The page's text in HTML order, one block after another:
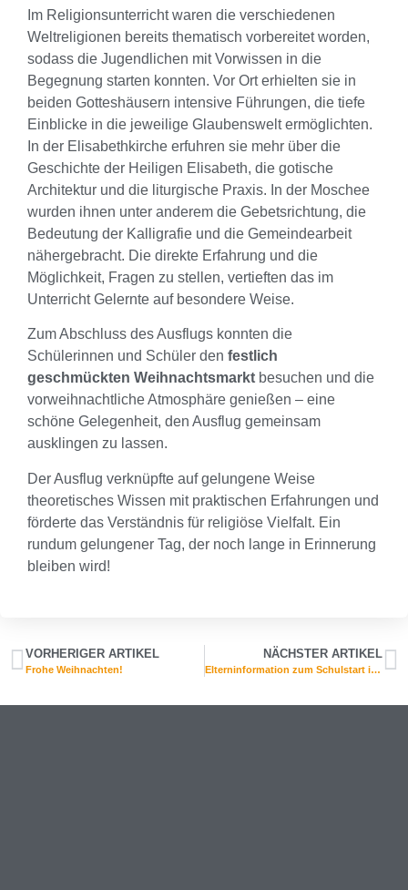
Im Religionsunterricht waren die verschiedenen
Weltreligionen bereits thematisch vorbereitet worden,
sodass die Jugendlichen mit Vorwissen in die
Begegnung starten konnten. Vor Ort erhielten sie in
beiden Gotteshäusern intensive Führungen, die tiefe
Einblicke in die jeweilige Glaubenswelt ermöglichten.
In der Elisabethkirche erfuhren sie mehr über die
Geschichte der Heiligen Elisabeth, die gotische
Architektur und die liturgische Praxis. In der Moschee
wurden ihnen unter anderem die Gebetsrichtung, die
Bedeutung der Kalligrafie und die Gemeindearbeit
nähergebracht. Die direkte Erfahrung und die
Möglichkeit, Fragen zu stellen, vertieften das im
Unterricht Gelernte auf besondere Weise.
Zum Abschluss des Ausflugs konnten die
Schülerinnen und Schüler den festlich
geschmückten Weihnachtsmarkt besuchen und die
vorweihnachtliche Atmosphäre genießen – eine
schöne Gelegenheit, den Ausflug gemeinsam
ausklingen zu lassen.
Der Ausflug verknüpfte auf gelungene Weise
theoretisches Wissen mit praktischen Erfahrungen und
förderte das Verständnis für religiöse Vielfalt. Ein
rundum gelungener Tag, der noch lange in Erinnerung
bleiben wird!
VORHERIGER ARTIKEL
Frohe Weihnachten!
NÄCHSTER ARTIKEL
Elterninformation zum Schulstart im Januar 2026